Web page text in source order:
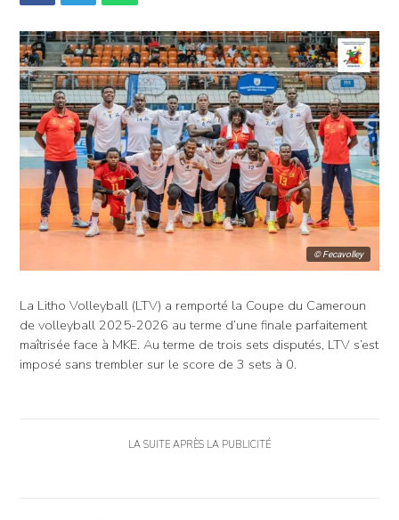
© Fecavolley
La Litho Volleyball (LTV) a remporté la Coupe du Cameroun
de volleyball 2025-2026 au terme d’une finale parfaitement
maîtrisée face à MKE. Au terme de trois sets disputés, LTV s’est
imposé sans trembler sur le score de 3 sets à 0.
LA SUITE APRÈS LA PUBLICITÉ